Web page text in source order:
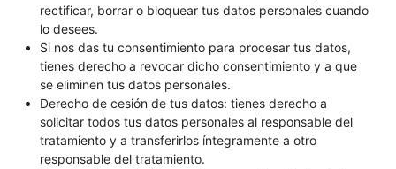
rectificar, borrar o bloquear tus datos personales cuando
lo desees.
Si nos das tu consentimiento para procesar tus datos,
tienes derecho a revocar dicho consentimiento y a que
se eliminen tus datos personales.
Derecho de cesión de tus datos: tienes derecho a
solicitar todos tus datos personales al responsable del
tratamiento y a transferirlos íntegramente a otro
responsable del tratamiento.